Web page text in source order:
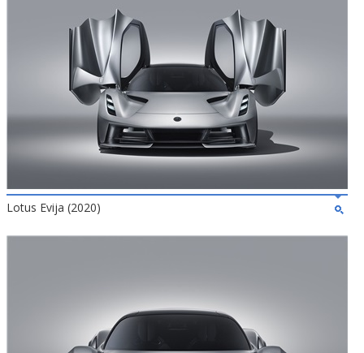
Lotus Evija (2020)